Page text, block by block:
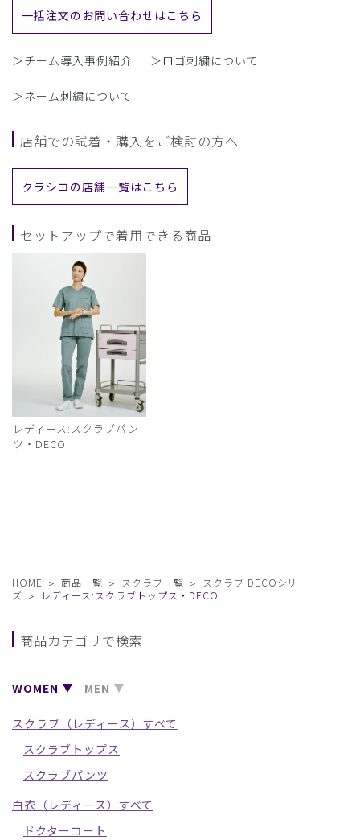
一括注文のお問い合わせはこちら
＞チーム導入事例紹介 ＞ロゴ刺繍について
＞ネーム刺繍について
店舗での試着・購入をご検討の方へ
クラシコの店舗一覧はこちら
セットアップで着用できる商品
レディース:スクラブパン
ツ・DECO
HOME 商品一覧 スクラブ一覧
スクラブ DECOシリー
ズ
レディース:スクラブトップス・DECO
商品カテゴリで検索
WOMEN MEN
スクラブ（レディース）すべて
スクラブトップス
スクラブパンツ
白衣（レディース）すべて
ドクターコート